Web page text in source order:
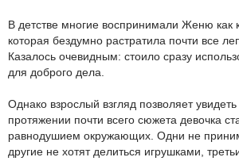
В детстве многие воспринимали Женю как
которая бездумно растратила почти все
Казалось очевидным: стоило сразу
для доброго дела.
Однако взрослый взгляд позволяет
протяжении почти всего сюжета девочка
равнодушием окружающих. Одни не
другие не хотят делиться игрушками,